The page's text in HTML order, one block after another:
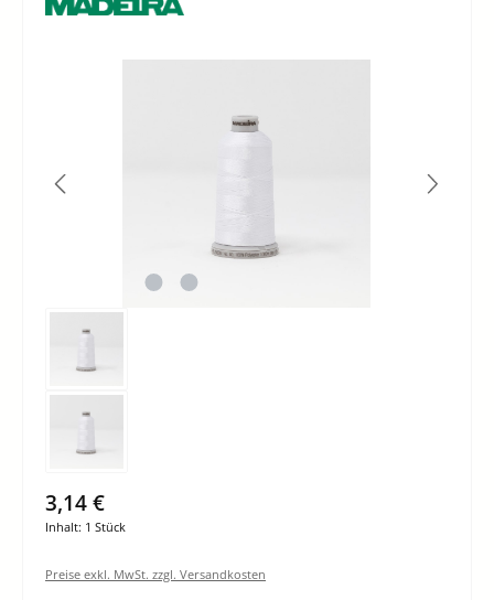
3,14 €
Inhalt: 1 Stück
Preise exkl. MwSt. zzgl. Versandkosten